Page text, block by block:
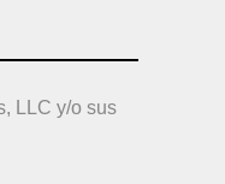
LLC y/o sus